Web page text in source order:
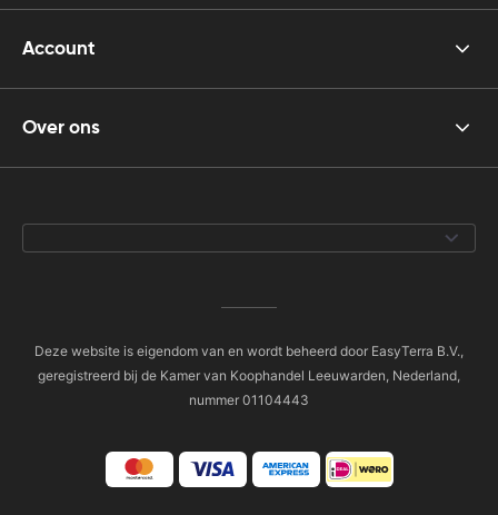
Account
Over ons
Deze website is eigendom van en wordt beheerd door EasyTerra B.V.,
geregistreerd bij de Kamer van Koophandel Leeuwarden, Nederland,
nummer 01104443